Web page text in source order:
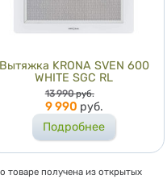
Вытяжка KRONA SVEN 600
WHITE SGC RL
Цена
13 990 руб.
9 990 руб.
Подробнее
получена из открытых